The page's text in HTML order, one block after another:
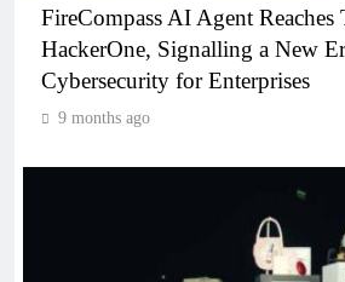
FireCompass AI Agent Reaches
HackerOne, Signalling a New
Cybersecurity for Enterprises
9 months ago